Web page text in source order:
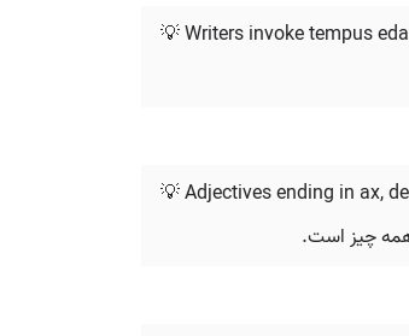
💡 Writers invoke tempus
💡 Adjectives ending in ax,